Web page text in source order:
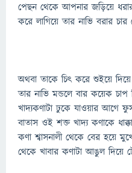
পেছন থেকে আপনার জড়িয়ে
করে লাগিয়ে তার নাভি বরার
অথবা তাকে চিৎ করে শুইয়ে
তার নাভি মন্ডলে বার কয়েক
খাদ্যকণাটা ঢুকে যাওয়ার
বাতাস ওই শক্ত খাদ্য কণাকে
কণা শ্বাসনালী থেকে বের হয়ে
থেকে খাবার কণাটা আঙুল দিয়ে